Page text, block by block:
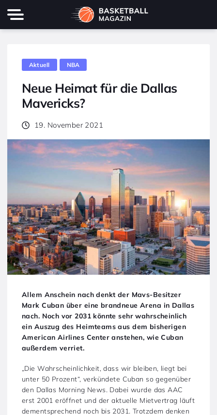
Aktuell NBA
Neue Heimat für die Dallas
Mavericks?
19. November 2021
Allem Anschein nach denkt der Mavs-Besitzer
Mark Cuban über eine brandneue Arena in Dallas
nach. Noch vor 2031 könnte sehr wahrscheinlich
ein Auszug des Heimteams aus dem bisherigen
American Airlines Center anstehen, wie Cuban
außerdem verriet.
„Die Wahrscheinlichkeit, dass wir bleiben, liegt bei
unter 50 Prozent“, verkündete Cuban so gegenüber
den Dallas Morning News. Dabei wurde das AAC
erst 2001 eröffnet und der aktuelle Mietvertrag läuft
dementsprechend noch bis 2031. Trotzdem denken